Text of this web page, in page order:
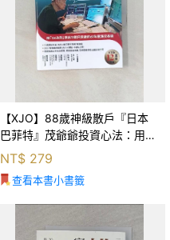
【XJO】88歲神級散戶『日本
巴菲特』茂爺爺投資心法：用
「126法則」滾出18億円資產的
69年股海交易術_藤本茂, 賴惠
鈴
NT$ 279
查看本書小書籤